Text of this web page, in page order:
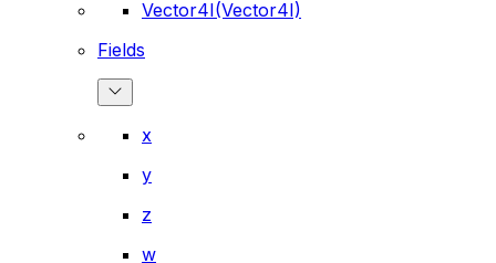
Vector4I(Vector4I)
Fields
x
y
z
w